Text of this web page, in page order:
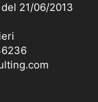
21/06/2013